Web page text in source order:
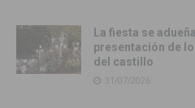
La fiesta se
presentación de
del castillo
31/07/2026